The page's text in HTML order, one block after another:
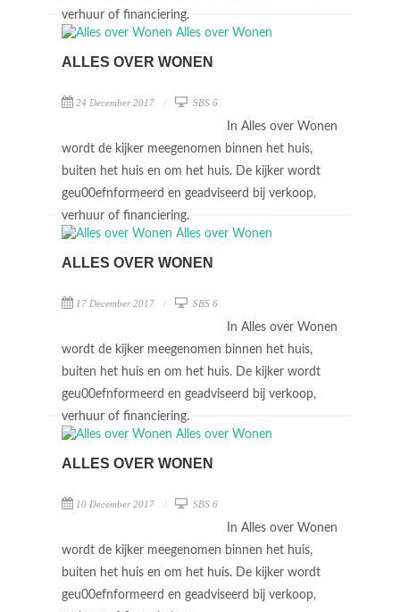
verhuur of financiering.
ALLES OVER WONEN
24 December 2017 SBS 6
In Alles over Wonen
wordt de kijker meegenomen binnen het huis,
buiten het huis en om het huis. De kijker wordt
geu00efnformeerd en geadviseerd bij verkoop,
verhuur of financiering.
ALLES OVER WONEN
17 December 2017 SBS 6
In Alles over Wonen
wordt de kijker meegenomen binnen het huis,
buiten het huis en om het huis. De kijker wordt
geu00efnformeerd en geadviseerd bij verkoop,
verhuur of financiering.
ALLES OVER WONEN
10 December 2017 SBS 6
In Alles over Wonen
wordt de kijker meegenomen binnen het huis,
buiten het huis en om het huis. De kijker wordt
geu00efnformeerd en geadviseerd bij verkoop,